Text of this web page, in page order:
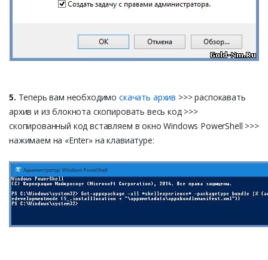
5. Теперь вам необходимоскачать архив >>> распокавать
архив и из блокнота скопировать весь код >>>
скопированный код вставляем в окно Windows PowerShell >>>
нажимаем на «Enter» на клавиатуре: